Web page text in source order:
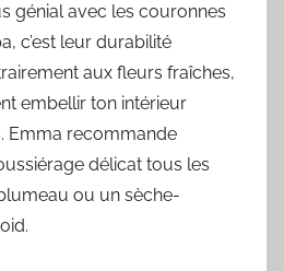
génial avec les couronnes
c’est leur durabilité
aux fleurs fraîches,
embellir ton intérieur
Emma recommande
délicat tous les
ou un sèche-